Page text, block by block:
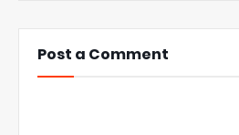
Post a Comment